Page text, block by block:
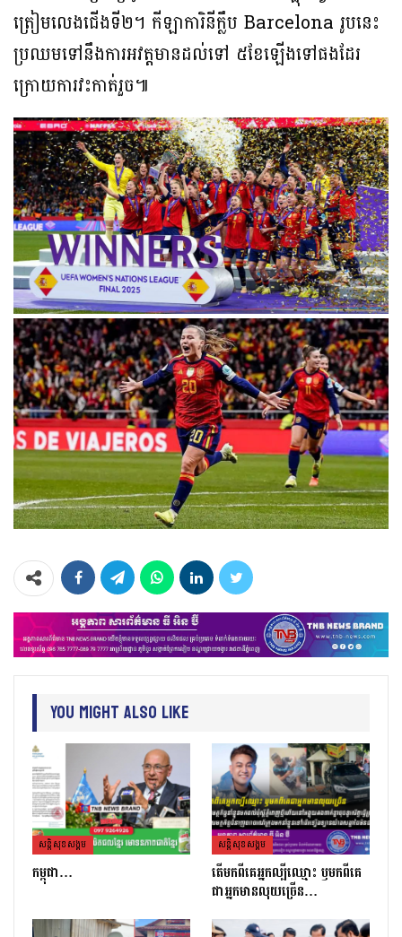
ត្រៀមលេងជើងទី២។ កីឡាការិនីក្លឹប Barcelona រូបនេះ
ប្រឈមទៅនឹងការអវត្តមានដល់ទៅ ៥ខែឡើងទៅផងដែរ
ក្រោយការវះកាត់រួច៕
You Might Also Like
សន្តិសុខសង្គម
កម្ពុជា…
សន្តិសុខសង្គម
តេីមកពីគេអ្នកល្បីឈ្មោះ​ ឫមកពីគេ
ជាអ្នកមានលុយច្រេីន​…